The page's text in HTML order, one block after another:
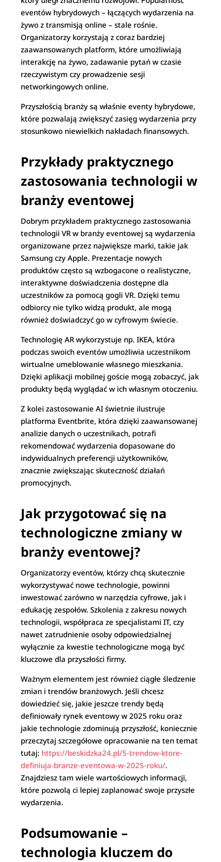
eventów hybrydowych – łączących wydarzenia na
żywo z transmisją online – stale rośnie.
Organizatorzy korzystają z coraz bardziej
zaawansowanych platform, które umożliwiają
interakcję na żywo, zadawanie pytań w czasie
rzeczywistym czy prowadzenie sesji
networkingowych online.
Przyszłością branży są właśnie eventy hybrydowe,
które pozwalają zwiększyć zasięg wydarzenia przy
stosunkowo niewielkich nakładach finansowych.
Przykłady praktycznego
zastosowania technologii w
branży eventowej
Dobrym przykładem praktycznego zastosowania
technologii VR w branży eventowej są wydarzenia
organizowane przez największe marki, takie jak
Samsung czy Apple. Prezentacje nowych
produktów często są wzbogacone o realistyczne,
interaktywne doświadczenia dostępne dla
uczestników za pomocą gogli VR. Dzięki temu
odbiorcy nie tylko widzą produkt, ale mogą
również doświadczyć go w cyfrowym świecie.
Technologię AR wykorzystuje np. IKEA, która
podczas swoich eventów umożliwia uczestnikom
wirtualne umeblowanie własnego mieszkania.
Dzięki aplikacji mobilnej goście mogą zobaczyć, jak
produkty będą wyglądać w ich własnym otoczeniu.
Z kolei zastosowanie AI świetnie ilustruje
platforma Eventbrite, która dzięki zaawansowanej
analizie danych o uczestnikach, potrafi
rekomendować wydarzenia dopasowane do
indywidualnych preferencji użytkowników,
znacznie zwiększając skuteczność działań
promocyjnych.
Jak przygotować się na
technologiczne zmiany w
branży eventowej?
Organizatorzy eventów, którzy chcą skutecznie
wykorzystywać nowe technologie, powinni
inwestować zarówno w narzędzia cyfrowe, jak i
edukację zespołów. Szkolenia z zakresu nowych
technologii, współpraca ze specjalistami IT, czy
nawet zatrudnienie osoby odpowiedzialnej
wyłącznie za kwestie technologiczne mogą być
kluczowe dla przyszłości firmy.
Ważnym elementem jest również ciągłe śledzenie
zmian i trendów branżowych. Jeśli chcesz
dowiedzieć się, jakie jeszcze trendy będą
definiowały rynek eventowy w 2025 roku oraz
jakie technologie zdominują przyszłość, koniecznie
przeczytaj szczegółowe opracowanie na ten temat
tutaj: https://beskidzka24.pl/5-trendow-ktore-
definiuja-branze-eventowa-w-2025-roku/.
Znajdziesz tam wiele wartościowych informacji,
które pozwolą ci lepiej zaplanować swoje przyszłe
wydarzenia.
Podsumowanie –
technologia kluczem do